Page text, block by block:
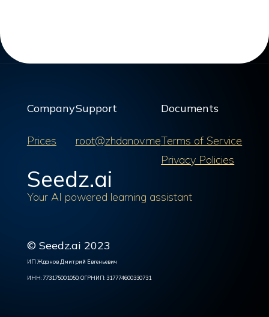
Company
Prices
Support
root@zhdanov.me
Documents
Terms of Service
Privacy Policies
Seedz.ai
Your AI powered learning assistant
© Seedz.ai 2023
ИП Жданов Дмитрий Евгеньевич
ИНН: 773175001050, ОГРНИП: 317774600330731